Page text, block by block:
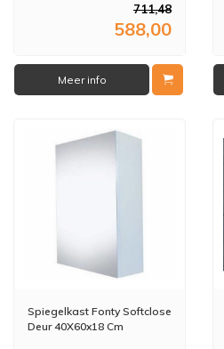
711,48
588,00
Meer info
Spiegelkast Fonty Softclose
Deur 40X60x18 Cm